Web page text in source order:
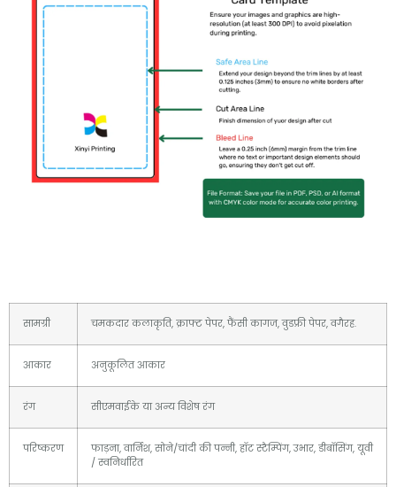
सामग्री चमकदार कलाकृति, क्राफ्ट पेपर, फैंसी कागज, वुडफ्री पेपर, वगैरह.
आकार अनुकूलित आकार
रंग सीएमवाईके या अन्य विशेष रंग
परिष्करण
फाड़ना, वार्निश, सोने/चांदी की पन्नी, हॉट स्टैम्पिंग, उभार, डीबॉसिंग, यूवी
/ स्वनिर्धारित